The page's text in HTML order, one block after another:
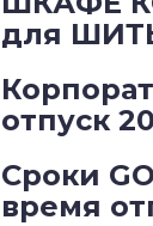
для
отпуск
Сроки
время